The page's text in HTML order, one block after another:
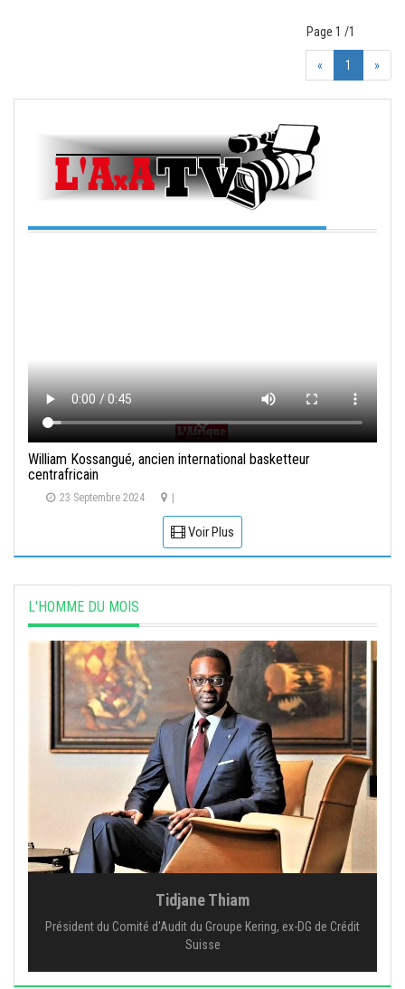
Page 1 /1
« 1 »
William Kossangué, ancien international basketteur
centrafricain
23 Septembre 2024 |
Voir Plus
L'HOMME DU MOIS
Tidjane Thiam
Président du Comité d'Audit du Groupe Kering, ex-DG de Crédit
Suisse